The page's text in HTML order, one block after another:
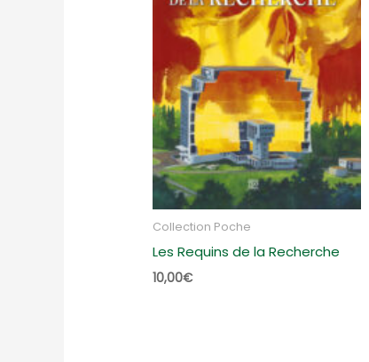
Collection Poche
Les Requins de la Recherche
10,00€